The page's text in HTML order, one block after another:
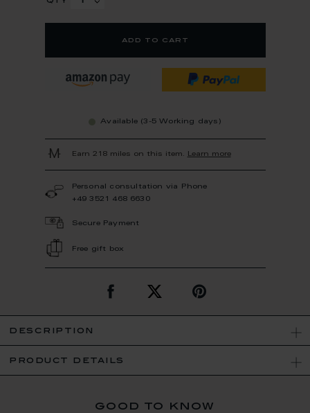
add to cart
Available (3-5 Working days)
Earn 218 miles on this item. Learn more
Personal consultation via Phone
+49 3521 468 6630
Secure Payment
Free gift box
description
product details
good to know